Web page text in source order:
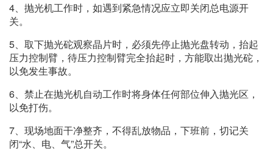
4、抛光机工作时，如遇到紧急情况应立即关闭总电源开
关。
5、取下抛光砣观察晶片时，必须先停止抛光盘转动，抬起
压力控制臂，待压力控制臂完全抬起时，方能取出抛光砣，
以免发生事故。
6、禁止在抛光机自动工作时将身体任何部位伸入抛光区，
以免打伤。
7、现场地面干净整齐，不得乱放物品，下班前，切记关
闭“水、电、气”总开关。